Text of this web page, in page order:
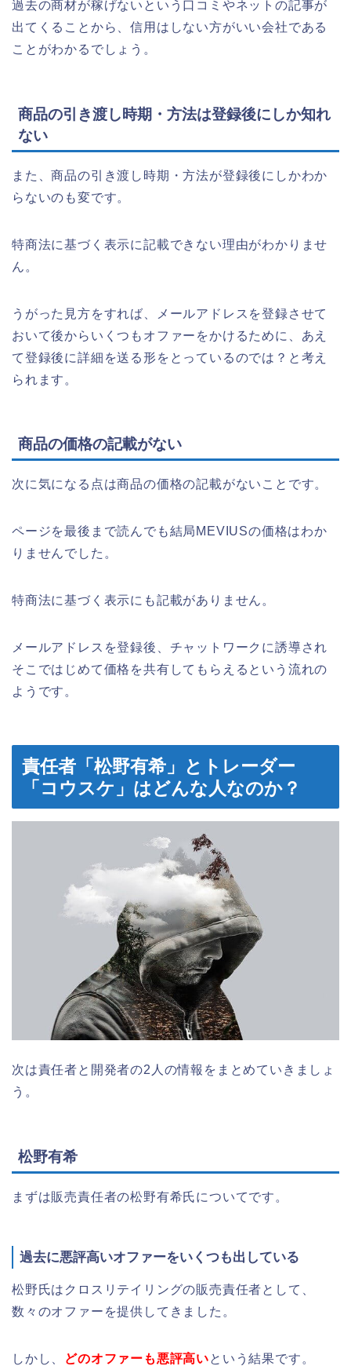
過去の商材が稼げないという口コミやネットの記事が
出てくることから、信用はしない方がいい会社である
ことがわかるでしょう。
商品の引き渡し時期・方法は登録後にしか知れ
ない
また、商品の引き渡し時期・方法が登録後にしかわか
らないのも変です。
特商法に基づく表示に記載できない理由がわかりませ
ん。
うがった見方をすれば、メールアドレスを登録させて
おいて後からいくつもオファーをかけるために、あえ
て登録後に詳細を送る形をとっているのでは？と考え
られます。
商品の価格の記載がない
次に気になる点は商品の価格の記載がないことです。
ページを最後まで読んでも結局MEVIUSの価格はわか
りませんでした。
特商法に基づく表示にも記載がありません。
メールアドレスを登録後、チャットワークに誘導され
そこではじめて価格を共有してもらえるという流れの
ようです。
責任者「松野有希」とトレーダー
「コウスケ」はどんな人なのか？
次は責任者と開発者の2人の情報をまとめていきましょ
う。
松野有希
まずは販売責任者の松野有希氏についてです。
過去に悪評高いオファーをいくつも出している
松野氏はクロスリテイリングの販売責任者として、
数々のオファーを提供してきました。
しかし、 どのオファーも悪評高いという結果です。